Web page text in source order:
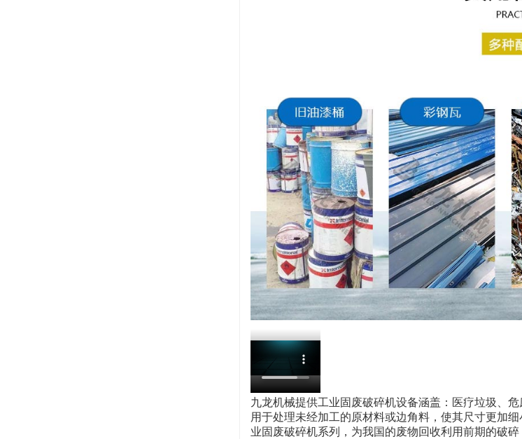
九龙机械提供工业固废破碎机设备涵盖：医疗垃圾、
用于处理未经加工的原材料或边角料，使其尺寸更加
业固废破碎机系列，为我国的废物回收利用前期的破碎